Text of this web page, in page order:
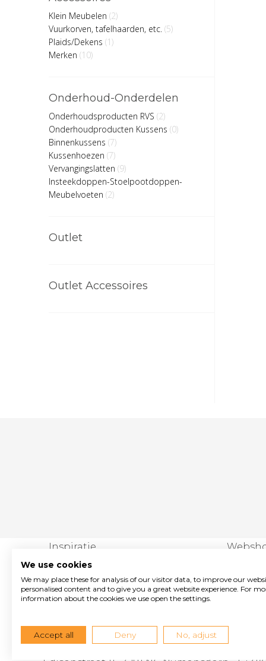
Klein Meubelen (2)
Vuurkorven, tafelhaarden, etc. (5)
Plaids/Dekens (1)
Merken (10)
Onderhoud-Onderdelen
Onderhoudsproducten RVS (2)
Onderhoudproducten Kussens (0)
Binnenkussens (7)
Kussenhoezen (7)
Vervangingslatten (9)
Insteekdoppen-Stoelpootdoppen-
Meubelvoeten (2)
Outlet
Outlet Accessoires
Inspiratie
Collectie
Materialen
Onderhoud
Pinterest Instagram Facebook
Vormad/Sittingimage
We use cookies
We may place these for analysis of our visitor data, to improve our
personalised content and to give you a great website experience. For
information about the cookies we use open the settings.
Accept all Deny No, adjust